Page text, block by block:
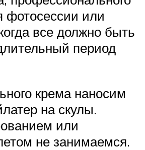
фотосессии или
все должно быть
период
крема наносим
на скулы.
или
не занимаемся.